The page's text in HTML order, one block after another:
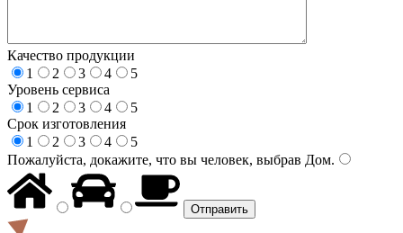
Качество продукции
1
2 3 4
5
Уровень сервиса
1
2 3 4
5
Срок изготовления
1
2 3 4
5
Пожалуйста, докажите, что вы человек, выбрав Дом.